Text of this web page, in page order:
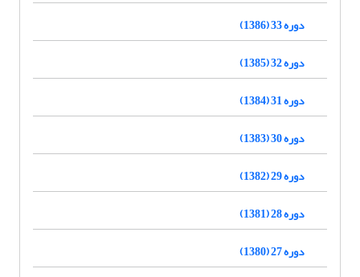
دوره 33 (1386)
دوره 32 (1385)
دوره 31 (1384)
دوره 30 (1383)
دوره 29 (1382)
دوره 28 (1381)
دوره 27 (1380)